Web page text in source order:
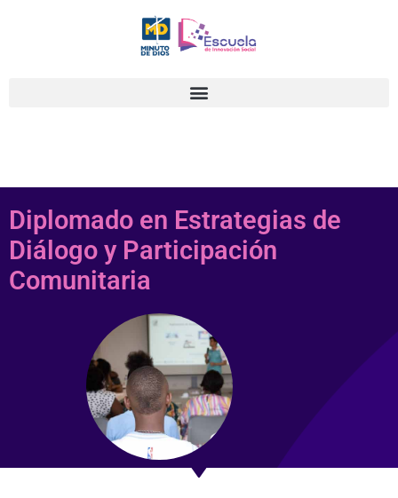
Diplomado en Estrategias de
Diálogo y Participación
Comunitaria